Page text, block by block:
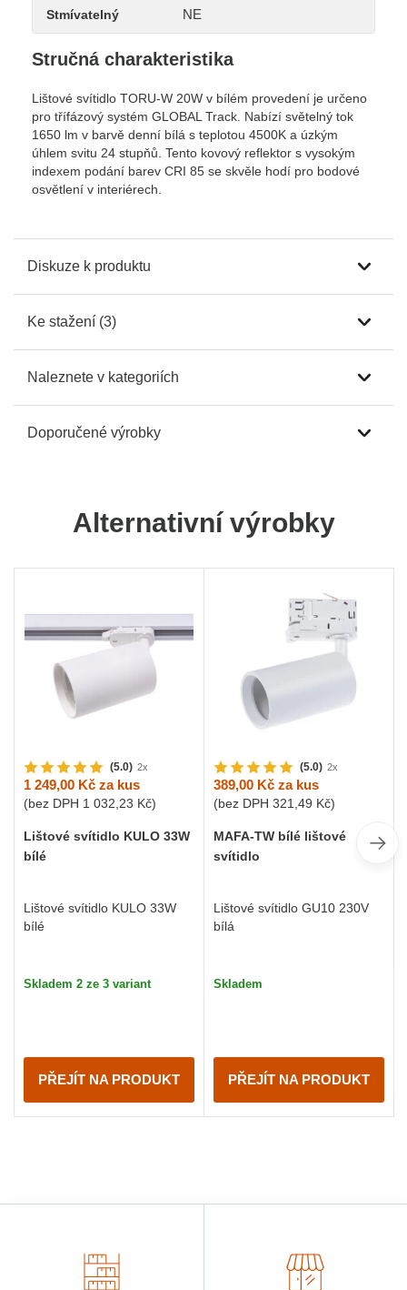
Stmívatelný NE
Stručná charakteristika
Lištové svítidlo TORU-W 20W v bílém provedení je určeno
pro třífázový systém GLOBAL Track. Nabízí světelný tok
1650 lm v barvě denní bílá s teplotou 4500K a úzkým
úhlem svitu 24 stupňů. Tento kovový reflektor s vysokým
indexem podání barev CRI 85 se skvěle hodí pro bodové
osvětlení v interiérech.
Diskuze k produktu
Ke stažení (3)
Naleznete v kategoriích
Doporučené výrobky
Alternativní výrobky
(5.0) 2x
1 249,00 Kč za kus
(bez DPH 1 032,23 Kč)
Lištové svítidlo KULO 33W
bílé
Lištové svítidlo KULO 33W
bílé
Skladem 2 ze 3 variant
PŘEJÍT NA PRODUKT
(5.0) 2x
389,00 Kč za kus
(bez DPH 321,49 Kč)
MAFA-TW bílé lištové
svítidlo
Lištové svítidlo GU10 230V
bílá
Skladem
PŘEJÍT NA PRODUKT